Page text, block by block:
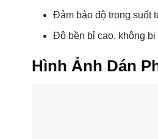
Đảm bảo độ trong suốt
Độ bền bỉ cao, không
Hình Ảnh Dán